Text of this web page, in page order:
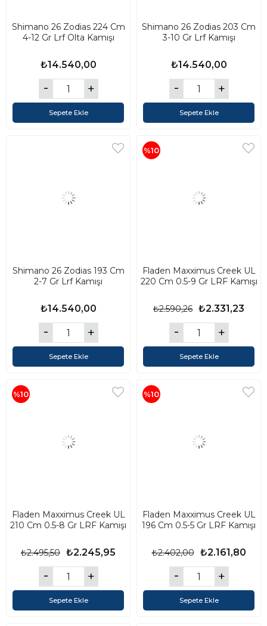
Shimano 26 Zodias 224 Cm
4-12 Gr Lrf Olta Kamışı
₺14.540,00
Sepete Ekle
Shimano 26 Zodias 203 Cm
3-10 Gr Lrf Kamışı
₺14.540,00
Sepete Ekle
Shimano 26 Zodias 193 Cm
2-7 Gr Lrf Kamışı
₺14.540,00
Sepete Ekle
Fladen Maxximus Creek UL
220 Cm 0.5-9 Gr LRF Kamışı
₺2.331,23
₺2.590,26
Sepete Ekle
%10
Fladen Maxximus Creek UL
210 Cm 0.5-8 Gr LRF Kamışı
₺2.245,95
₺2.495,50
Sepete Ekle
%10
Fladen Maxximus Creek UL
196 Cm 0.5-5 Gr LRF Kamışı
₺2.161,80
₺2.402,00
Sepete Ekle
%10